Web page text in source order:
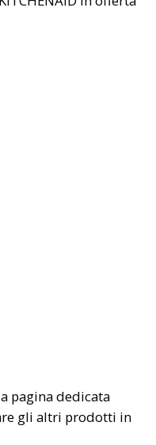
pagina dedicata
gli altri prodotti in